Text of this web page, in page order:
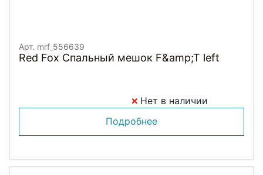
Арт. mrf_556639
Red Fox Спальный мешок F&amp;T left
Нет в наличии
Подробнее